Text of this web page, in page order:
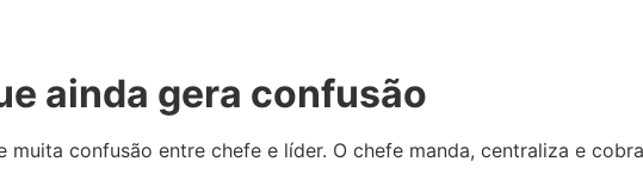
ainda gera confusão
confusão entre chefe e líder. O chefe manda, centraliza e